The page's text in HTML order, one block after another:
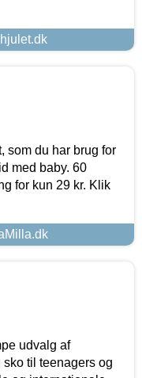
som du har brug for
med baby. 60
for kun 29 kr. Klik
udvalg af
til teenagers og